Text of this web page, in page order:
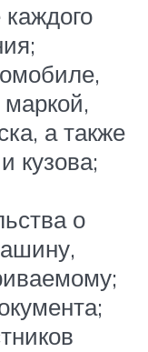
маркой,
а также
кузова;
о